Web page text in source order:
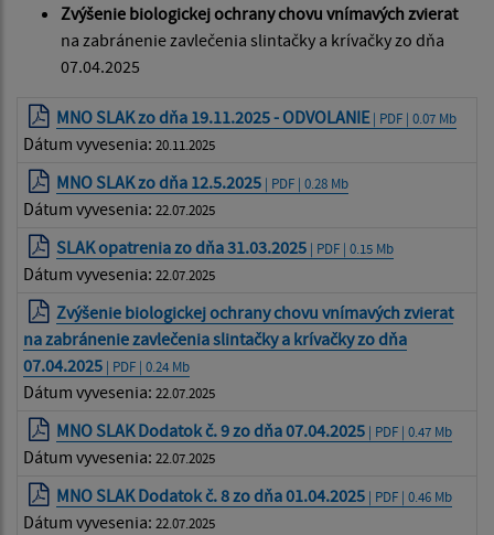
Zvýšenie biologickej ochrany chovu vnímavých zvierat
na zabránenie zavlečenia slintačky a krívačky zo dňa
07.04.2025
MNO SLAK zo dňa 19.11.2025 - ODVOLANIE| PDF | 0.07 Mb
Dátum vyvesenia: 20.11.2025
MNO SLAK zo dňa 12.5.2025 | PDF | 0.28 Mb
Dátum vyvesenia: 22.07.2025
SLAK opatrenia zo dňa 31.03.2025 | PDF | 0.15 Mb
Dátum vyvesenia: 22.07.2025
Zvýšenie biologickej ochrany chovu vnímavých zvierat
na zabránenie zavlečenia slintačky a krívačky zo dňa
07.04.2025 | PDF | 0.24 Mb
Dátum vyvesenia: 22.07.2025
MNO SLAK Dodatok č. 9 zo dňa 07.04.2025 | PDF | 0.47 Mb
Dátum vyvesenia: 22.07.2025
MNO SLAK Dodatok č. 8 zo dňa 01.04.2025 | PDF | 0.46 Mb
Dátum vyvesenia: 22.07.2025